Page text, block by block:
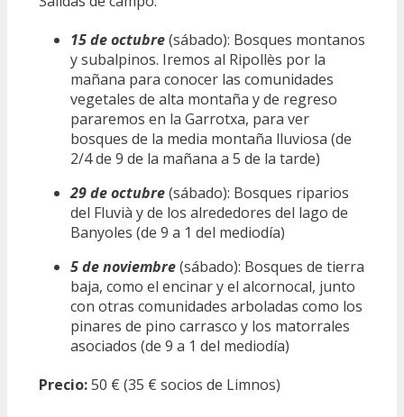
15 de octubre(sábado): Bosques montanos
y subalpinos. Iremos al Ripollès por la
mañana para conocer las comunidades
vegetales de alta montaña y de regreso
pararemos en la Garrotxa, para ver
bosques de la media montaña lluviosa (de
2/4 de 9 de la mañana a 5 de la tarde)
29 de octubre(sábado): Bosques riparios
del Fluvià y de los alrededores del lago de
Banyoles (de 9 a 1 del mediodía)
5 de noviembre(sábado): Bosques de tierra
baja, como el encinar y el alcornocal, junto
con otras comunidades arboladas como los
pinares de pino carrasco y los matorrales
asociados (de 9 a 1 del mediodía)
Precio:50 € (35 € socios de Limnos)